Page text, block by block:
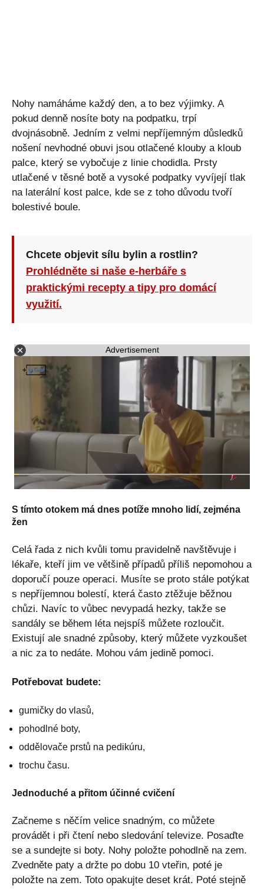
Nohy namáháme každý den, a to bez výjimky. A
pokud denně nosíte boty na podpatku, trpí
dvojnásobně. Jedním z velmi nepříjemným důsledků
nošení nevhodné obuvi jsou otlačené klouby a kloub
palce, který se vybočuje z linie chodidla. Prsty
utlačené v těsné botě a vysoké podpatky vyvíjejí tlak
na laterální kost palce, kde se z toho důvodu tvoří
bolestivé boule.
Chcete objevit sílu bylin a rostlin?
Prohlédněte si naše e-herbáře s
praktickými recepty a tipy pro domácí
využití.
Advertisement
S tímto otokem má dnes potíže mnoho lidí, zejména
žen
Celá řada z nich kvůli tomu pravidelně navštěvuje i
lékaře, kteří jim ve většině případů příliš nepomohou a
doporučí pouze operaci. Musíte se proto stále potýkat
s nepříjemnou bolestí, která často ztěžuje běžnou
chůzi. Navíc to vůbec nevypadá hezky, takže se
sandály se během léta nejspíš můžete rozloučit.
Existují ale snadné způsoby, který můžete vyzkoušet
a nic za to nedáte. Mohou vám jedině pomoci.
Potřebovat budete:
gumičky do vlasů,
pohodlné boty,
oddělovače prstů na pedikúru,
trochu času.
Jednoduché a přitom účinné cvičení
Začneme s něčím velice snadným, co můžete
provádět i při čtení nebo sledování televize. Posaďte
se a sundejte si boty. Nohy položte pohodlně na zem.
Zvedněte paty a držte po dobu 10 vteřin, poté je
položte na zem. Toto opakujte deset krát. Poté stejně